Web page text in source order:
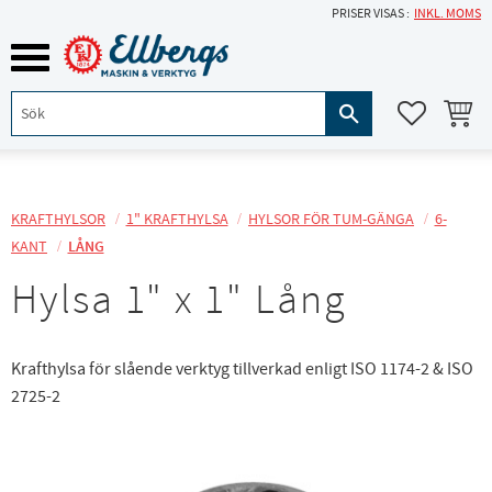
Meny
PRISER VISAS INKL. MOMS
KRAFTHYLSOR 1" KRAFTHYLSA HYLSOR FÖR TUM-GÄNGA
6-
KANT
LÅNG
Hylsa 1" x 1" Lång
Krafthylsa för slående verktyg tillverkad enligt ISO 1174-2 & ISO
2725-2